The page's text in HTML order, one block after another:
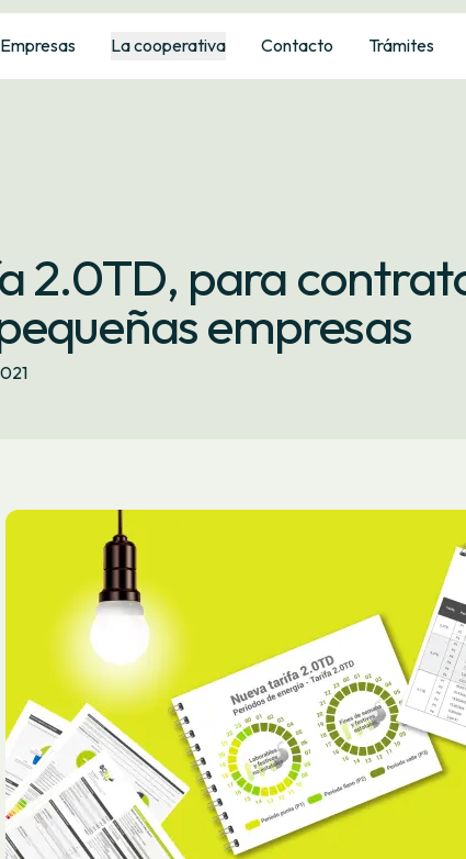
Empresas La cooperativa Contacto Trámites
2.0TD, para
empresas